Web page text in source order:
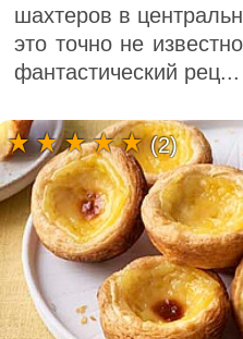
шахтеров в
это точно не
фантастический рец...
(2)